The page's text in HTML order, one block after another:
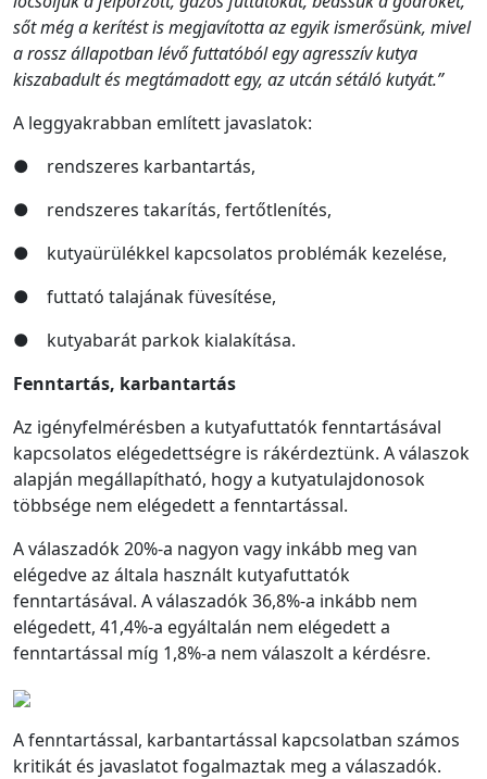
sőt még a kerítést is megjavította az egyik ismerősünk, mivel
a rossz állapotban lévő futtatóból egy agresszív kutya
kiszabadult és megtámadott egy, az utcán sétáló kutyát.”
A leggyakrabban említett javaslatok:
● rendszeres karbantartás,
● rendszeres takarítás, fertőtlenítés,
● kutyaürülékkel kapcsolatos problémák kezelése,
● futtató talajának füvesítése,
● kutyabarát parkok kialakítása.
Fenntartás, karbantartás
Az igényfelmérésben a kutyafuttatók fenntartásával
kapcsolatos elégedettségre is rákérdeztünk. A válaszok
alapján megállapítható, hogy a kutyatulajdonosok
többsége nem elégedett a fenntartással.
A válaszadók 20%-a nagyon vagy inkább meg van
elégedve az általa használt kutyafuttatók
fenntartásával. A válaszadók 36,8%-a inkább nem
elégedett, 41,4%-a egyáltalán nem elégedett a
fenntartással míg 1,8%-a nem válaszolt a kérdésre.
A fenntartással, karbantartással kapcsolatban számos
kritikát és javaslatot fogalmaztak meg a válaszadók.